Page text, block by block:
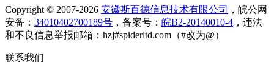
Copyright © 2007-2026 安徽斯百德信息技术有限公司
，皖公网
安备： 34010402700189号 ，备案号： 皖B2-20140010-4 ，违法
和不良信息举报邮箱：hzj#spiderltd.com（#改为@）
联系我们